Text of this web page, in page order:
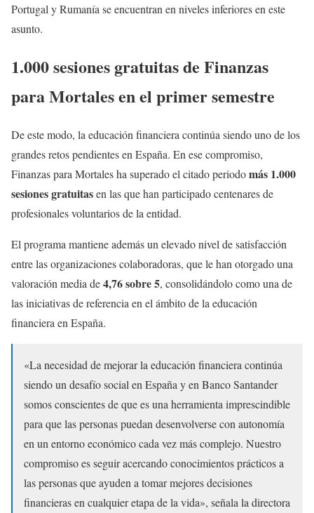
Portugal y Rumanía se encuentran en niveles inferiores en este
asunto.
1.000 sesiones gratuitas de Finanzas
para Mortales en el primer semestre
De este modo, la educación financiera continúa siendo uno de los
grandes retos pendientes en España. En ese compromiso,
Finanzas para Mortales ha superado el citado periodomás 1.000
sesiones gratuitasen las que han participado centenares de
profesionales voluntarios de la entidad.
El programa mantiene además un elevado nivel de satisfacción
entre las organizaciones colaboradoras, que le han otorgado una
valoración media de4,76 sobre 5, consolidándolo como una de
las iniciativas de referencia en el ámbito de la educación
financiera en España.
«La necesidad de mejorar la educación financiera continúa
siendo un desafío social en España y en Banco Santander
somos conscientes de que es una herramienta imprescindible
para que las personas puedan desenvolverse con autonomía
en un entorno económico cada vez más complejo. Nuestro
compromiso es seguir acercando conocimientos prácticos a
las personas que ayuden a tomar mejores decisiones
financieras en cualquier etapa de la vida», señala la directora